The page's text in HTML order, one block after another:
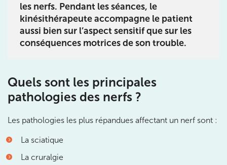
les nerfs. Pendant les séances, le
kinésithérapeute accompagne le patient
aussi bien sur l’aspect sensitif que sur les
conséquences motrices de son trouble.
Quels sont les principales
pathologies des nerfs ?
Les pathologies les plus répandues affectant un nerf sont :
La sciatique
La cruralgie
Prenez RDV sur
Prenez RDV sur
Châtenay-Malabry
380 Av. de la Division Leclerc 92290 Châtenay-
01 43 50 05 24
Prenez RDV sur